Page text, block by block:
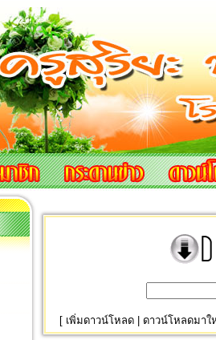
[ เพิ่มดาวน์โหลด ดาวน์โหลดมาใ